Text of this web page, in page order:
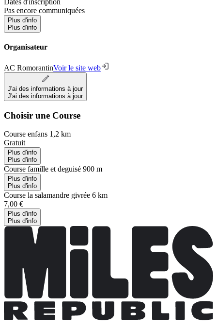
Pas encore communiquées
Plus d'info
Plus d'info
Organisateur
AC RomorantinVoir le site web
J'ai des informations à jour
J'ai des informations à jour
Choisir une Course
Course enfans 1,2 km
Gratuit
Plus d'info
Plus d'info
Course famille et deguisé 900 m
Plus d'info
Plus d'info
Course la salamandre givrée 6 km
7,00 €
Plus d'info
Plus d'info